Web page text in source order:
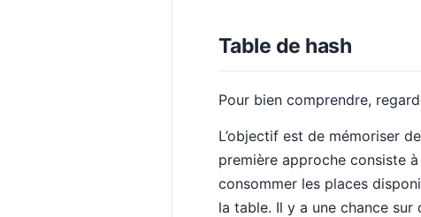
Table de hash
Pour bien comprendre,
L’objectif est de mémoriser
première approche consiste
consommer les places
la table. Il y a une chance